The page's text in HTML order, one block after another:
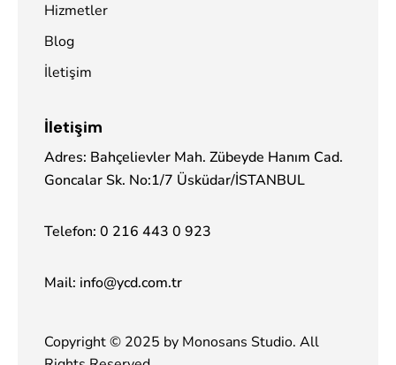
Hizmetler
Blog
İletişim
İletişim
Adres: Bahçelievler Mah. Zübeyde Hanım Cad.
Goncalar Sk. No:1/7 Üsküdar/İSTANBUL
Telefon: 0 216 443 0 923
Mail: info@ycd.com.tr
Copyright © 2025 by Monosans Studio. All